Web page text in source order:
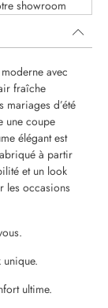
showroom
avec
fraîche
mariages d’été
une coupe
élégant est
à partir
et un look
les occasions
ultime.